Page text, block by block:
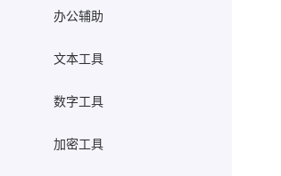
办公辅助
文本工具
数字工具
加密工具